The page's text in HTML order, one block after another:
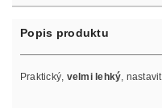
Popis produktu
Praktický, velmi lehký ,